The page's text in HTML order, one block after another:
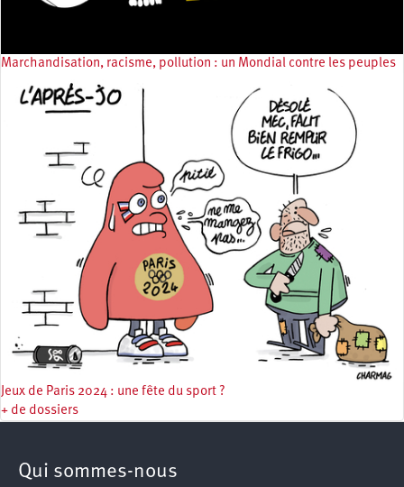
Marchandisation, racisme, pollution : un Mondial contre les peuples
Jeux de Paris 2024 : une fête du sport ?
+ de dossiers
Qui sommes-nous